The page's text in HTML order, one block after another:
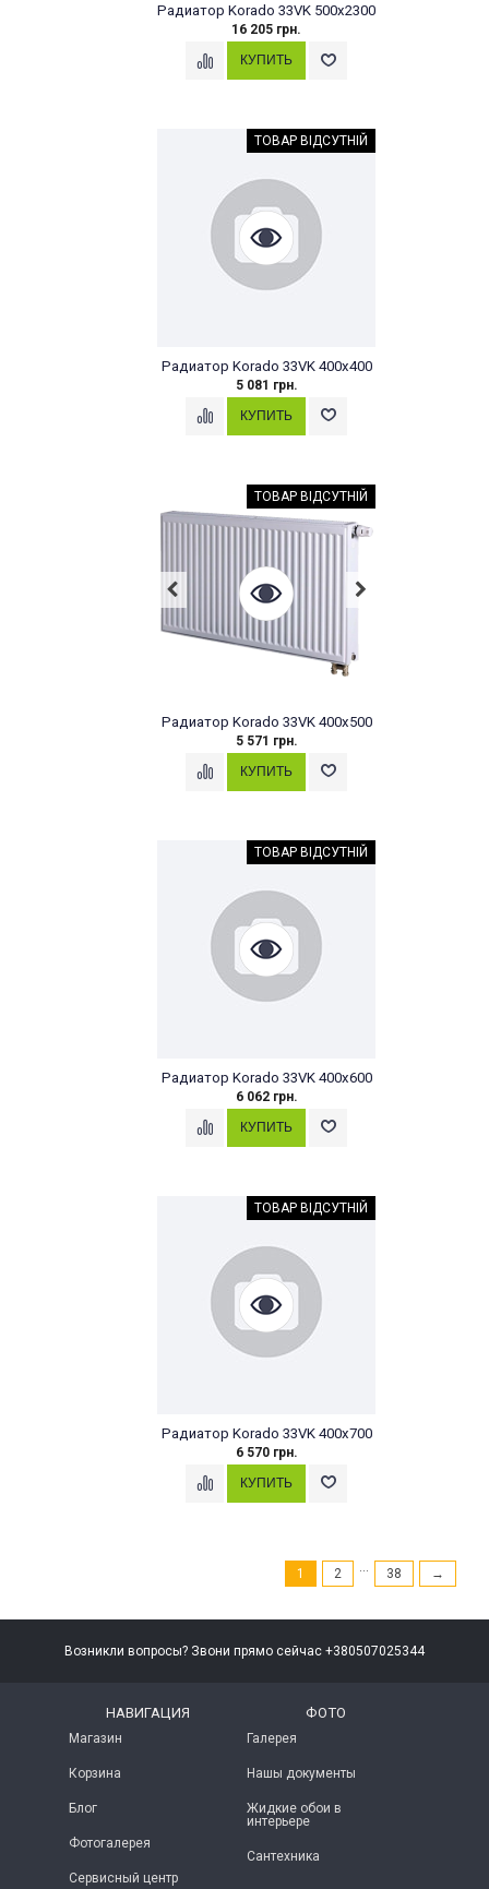
Радиатор Korado 33VK 500x2300
16 205 грн.
ТОВАР ВІДСУТНІЙ
Радиатор Korado 33VK 400x400
5 081 грн.
ТОВАР ВІДСУТНІЙ
Радиатор Korado 33VK 400x500
5 571 грн.
ТОВАР ВІДСУТНІЙ
Радиатор Korado 33VK 400x600
6 062 грн.
ТОВАР ВІДСУТНІЙ
Радиатор Korado 33VK 400x700
6 570 грн.
1 2 38 →
Возникли вопросы? Звони прямо сейчас +380507025344
НАВИГАЦИЯ
Магазин
Корзина
Блог
Фотогалерея
Сервисный центр
ФОТО
Галерея
Нашы документы
Жидкие обои в
интерьере
Сантехника